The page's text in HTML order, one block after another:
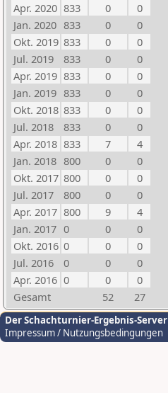
Apr. 2020 833 0
0
Jan. 2020 833 0
0
Okt. 2019 833 0
0
Jul. 2019
833 0
0
Apr. 2019 833 0
0
Jan. 2019 833 0
0
Okt. 2018 833 0
0
Jul. 2018
833 0
0
Apr. 2018 833 7
4
Jan. 2018 800 0
0
Okt. 2017 800 0
0
Jul. 2017
800 0
0
Apr. 2017 800 9
4
Jan. 2017 0 0
0
Okt. 2016 0 0
0
Jul. 2016
0 0
0
Apr. 2016 0 0
0
Gesamt
52 27
Der Schachturnier-Ergebnis-Server
Impressum / Nutzungsbedingungen